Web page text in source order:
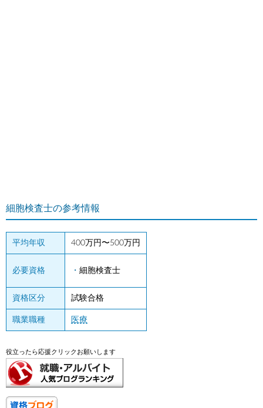
細胞検査士の参考情報
平均年収 400万円〜500万円
必要資格 細胞検査士
資格区分 試験合格
職業職種 医療
役立ったら応援クリックお願いします